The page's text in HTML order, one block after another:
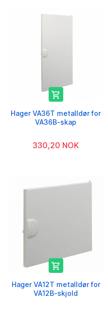

Hager VA36T metalldør for
VA36B-skap
330,20 NOK

Hager VA12T metalldør for
VA12B-skjold